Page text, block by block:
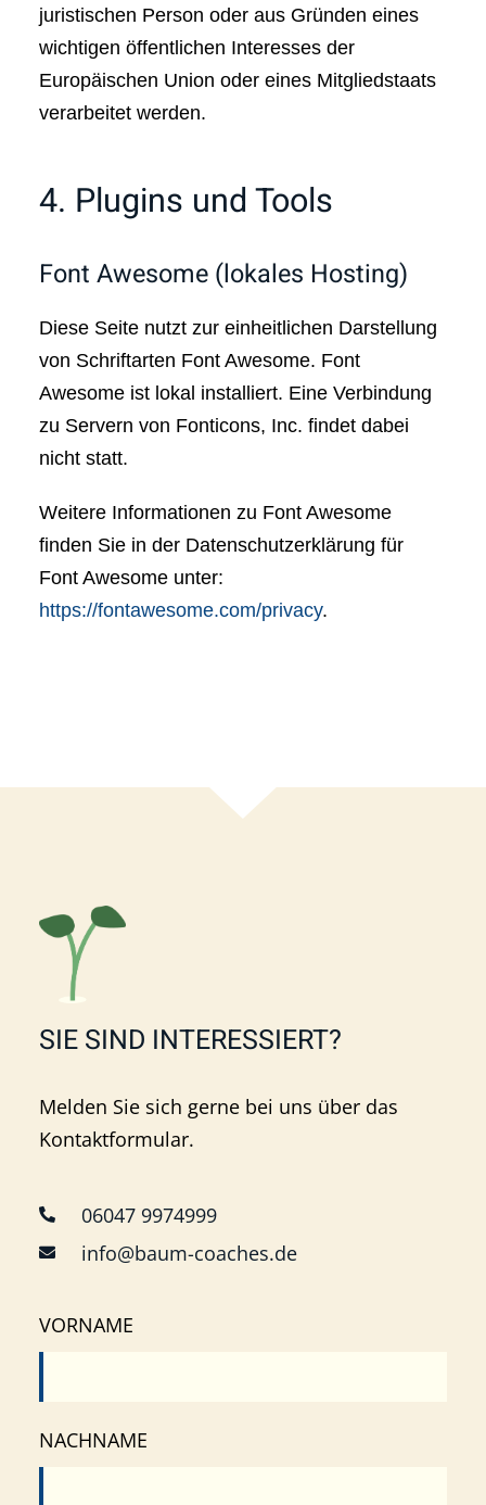
juristischen Person oder aus Gründen eines
wichtigen öffentlichen Interesses der
Europäischen Union oder eines Mitgliedstaats
verarbeitet werden.
4. Plugins und Tools
Font Awesome (lokales Hosting)
Diese Seite nutzt zur einheitlichen Darstellung
von Schriftarten Font Awesome. Font
Awesome ist lokal installiert. Eine Verbindung
zu Servern von Fonticons, Inc. findet dabei
nicht statt.
Weitere Informationen zu Font Awesome
finden Sie in der Datenschutzerklärung für
Font Awesome unter:
https://fontawesome.com/privacy.
SIE SIND INTERESSIERT?
Melden Sie sich gerne bei uns über das
Kontaktformular.
06047 9974999
info@baum-coaches.de
VORNAME
NACHNAME